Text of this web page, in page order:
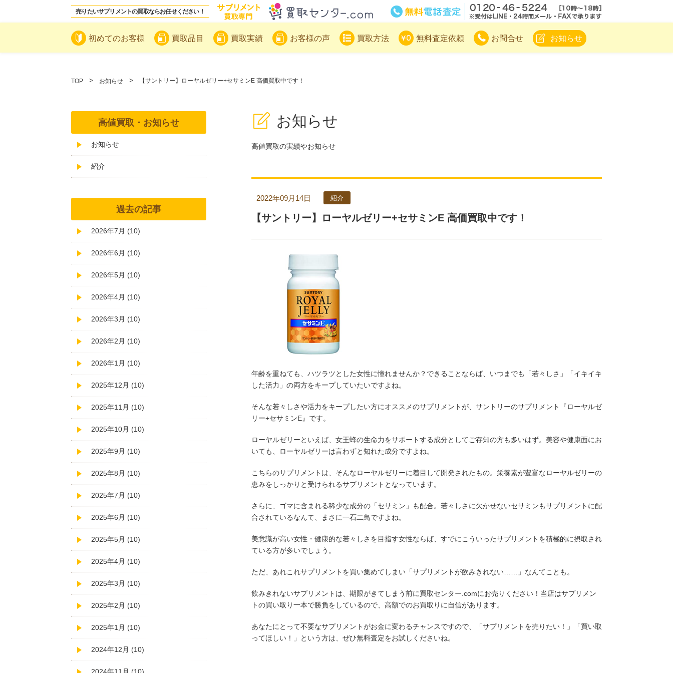
売りたいサプリメントの買取ならお任せください！
初めてのお客様 買取品目 買取実績 お客様の声 買取方法 無料査定依頼 お問合せ お知らせ
TOP お知らせ 【サントリー】ローヤルゼリー+セサミンE 高価買取中です！
お知らせ
高値買取の実績やお知らせ
【サントリー】ローヤルゼリー+セサミンE 高価買取中です！
2022年09月14日 紹介
年齢を重ねても、ハツラツとした女性に憧れませんか？できることならば、いつまでも「若々しさ」「イキイキ
した活力」の両方をキープしていたいですよね。
そんな若々しさや活力をキープしたい方にオススメのサプリメントが、サントリーのサプリメント『ローヤルゼ
リー+セサミンE』です。
ローヤルゼリーといえば、女王蜂の生命力をサポートする成分としてご存知の方も多いはず。美容や健康面にお
いても、ローヤルゼリーは言わずと知れた成分ですよね。
こちらのサプリメントは、そんなローヤルゼリーに着目して開発されたもの。栄養素が豊富なローヤルゼリーの
恵みをしっかりと受けられるサプリメントとなっています。
さらに、ゴマに含まれる稀少な成分の「セサミン」も配合。若々しさに欠かせないセサミンもサプリメントに配
合されているなんて、まさに一石二鳥ですよね。
美意識が高い女性・健康的な若々しさを目指す女性ならば、すでにこういったサプリメントを積極的に摂取され
ている方が多いでしょう。
ただ、あれこれサプリメントを買い集めてしまい「サプリメントが飲みきれない……」なんてことも。
飲みきれないサプリメントは、期限がきてしまう前に買取センター.comにお売りください！当店はサプリメン
トの買い取り一本で勝負をしているので、高額でのお買取りに自信があります。
あなたにとって不要なサプリメントがお金に変わるチャンスですので、「サプリメントを売りたい！」「買い取
ってほしい！」という方は、ぜひ無料査定をお試しくださいね。
高値買取・お知らせ
お知らせ
紹介
過去の記事
2026年7月 (10)
2026年6月 (10)
2026年5月 (10)
2026年4月 (10)
2026年3月 (10)
2026年2月 (10)
2026年1月 (10)
2025年12月 (10)
2025年11月 (10)
2025年10月 (10)
2025年9月 (10)
2025年8月 (10)
2025年7月 (10)
2025年6月 (10)
2025年5月 (10)
2025年4月 (10)
2025年3月 (10)
2025年2月 (10)
2025年1月 (10)
2024年12月 (10)